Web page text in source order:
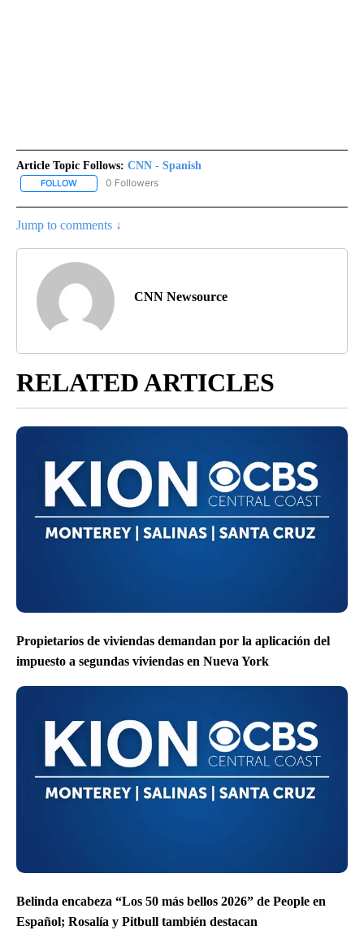
Article Topic Follows: CNN - Spanish
FOLLOW FOLLOW "CNN - SPANISH" TO RECEIVE NOTIFICATIONS ABOUT
0 Followers
Jump to comments ↓
CNN Newsource
RELATED ARTICLES
Propietarios de viviendas demandan por la aplicación del
impuesto a segundas viviendas en Nueva York
Belinda encabeza “Los 50 más bellos 2026” de People en
Español; Rosalía y Pitbull también destacan